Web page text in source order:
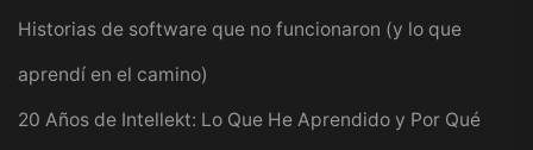
Historias de software que no funcionaron (y lo que
aprendí en el camino)
20 Años de Intellekt: Lo Que He Aprendido y Por Qué